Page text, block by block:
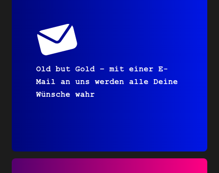
Old but Gold – mit einer E-
Mail an uns werden alle Deine
Wünsche wahr